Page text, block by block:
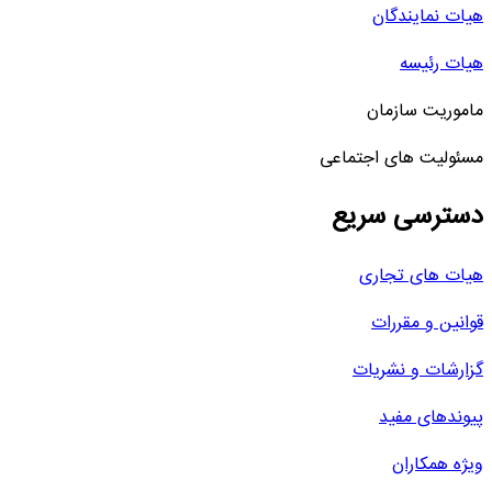
هیات نمایندگان
هیات رئیسه
ماموریت سازمان
مسئولیت های اجتماعی
دسترسی سریع
هیات های تجاری
قوانین و مقررات
گزارشات و نشریات
پیوندهای مفید
ویژه همکاران